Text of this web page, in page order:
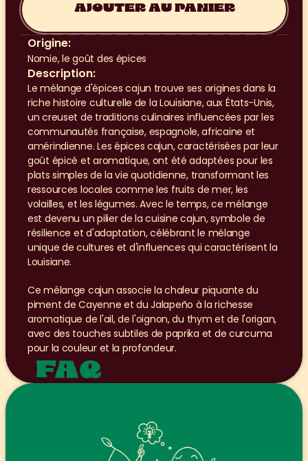
AJOUTER AU PANIER
Origine:
Nomie, le goût des épices
Description:
Le mélange d'épices cajun trouve ses origines dans la
riche histoire culturelle de la Louisiane, aux États-Unis,
un creuset de traditions culinaires influencées par les
communautés française, espagnole, africaine et
amérindienne. Les épices cajun, caractérisées par leur
goût épicé et aromatique, ont été adaptées pour les
plats simples de la vie quotidienne, transformant les
ressources locales comme les fruits de mer, les
volailles, et les légumes. Avec le temps, ce mélange
est devenu un pilier de la cuisine cajun, symbole de
résilience et d'adaptation, célébrant le mélange
unique de cultures et d'influences qui caractérisent la
Louisiane.
Ce mélange cajun associe la chaleur piquante du
piment de Cayenne et du Jalapeño à la richesse
aromatique de l'ail, de l'oignon, du thym et de l'origan,
avec des touches subtiles de paprika et de curcuma
pour la couleur et la profondeur.
FAQ